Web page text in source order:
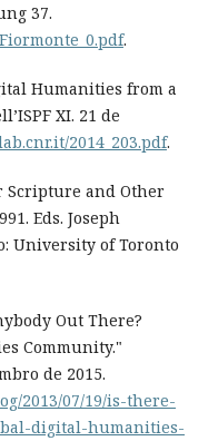
37.
.
Humanities from a
XI. 21 de
2014_203.pdf.
Scripture and Other
Eds. Joseph
University of Toronto
Out There?
Community."
de 2015.
2013/07/19/is-there-
digital-humanities-